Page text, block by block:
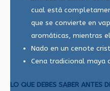
cual está
que se convierte en
aromáticas, mientras
Nado en un cenote
Cena tradicional maya
LO QUE DEBES SABER ANTES